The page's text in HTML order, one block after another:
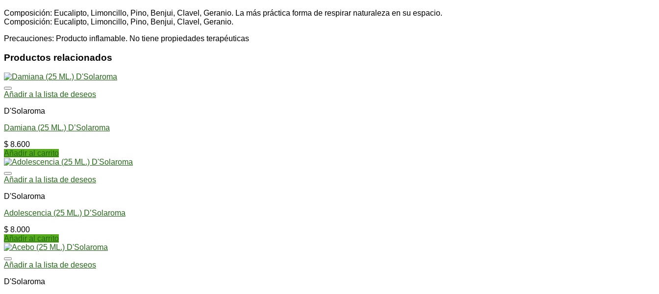
Composición: Eucalipto, Limoncillo, Pino, Benjui, Clavel, Geranio. La más práctica forma de respirar naturaleza en su espacio.
Composición: Eucalipto, Limoncillo, Pino, Benjui, Clavel, Geranio.
Precauciones: Producto inflamable. No tiene propiedades terapéuticas
Productos relacionados
Añadir a la lista de deseos
D'Solaroma
Damiana (25 ML.) D’Solaroma
$ 8.600
Añadir al carrito
Añadir a la lista de deseos
D'Solaroma
Adolescencia (25 ML.) D’Solaroma
$ 8.000
Añadir al carrito
Añadir a la lista de deseos
D'Solaroma